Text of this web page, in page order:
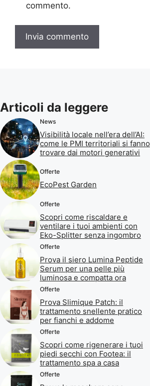
commento.
Articoli da leggere
News
Visibilità locale nell’era dell’AI:
come le PMI territoriali si fanno
trovare dai motori generativi
Offerte
EcoPest Garden
Offerte
Scopri come riscaldare e
ventilare i tuoi ambienti con
Eko-Splitter senza ingombro
Offerte
Prova il siero Lumina Peptide
Serum per una pelle più
luminosa e compatta ora
Offerte
Prova Slimique Patch: il
trattamento snellente pratico
per fianchi e addome
Offerte
Scopri come rigenerare i tuoi
piedi secchi con Footea: il
trattamento spa a casa
Offerte